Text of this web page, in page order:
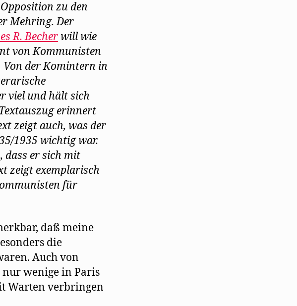
zu den
Mehring. Der
R. Becher will wie
von Kommunisten
Von der Komintern in
viel und hält sich
erinnert
zeigt auch, was der
1935 wichtig war.
dass er sich mit
zeigt exemplarisch
für
daß meine
die
Auch von
nur wenige in Paris
Warten verbringen